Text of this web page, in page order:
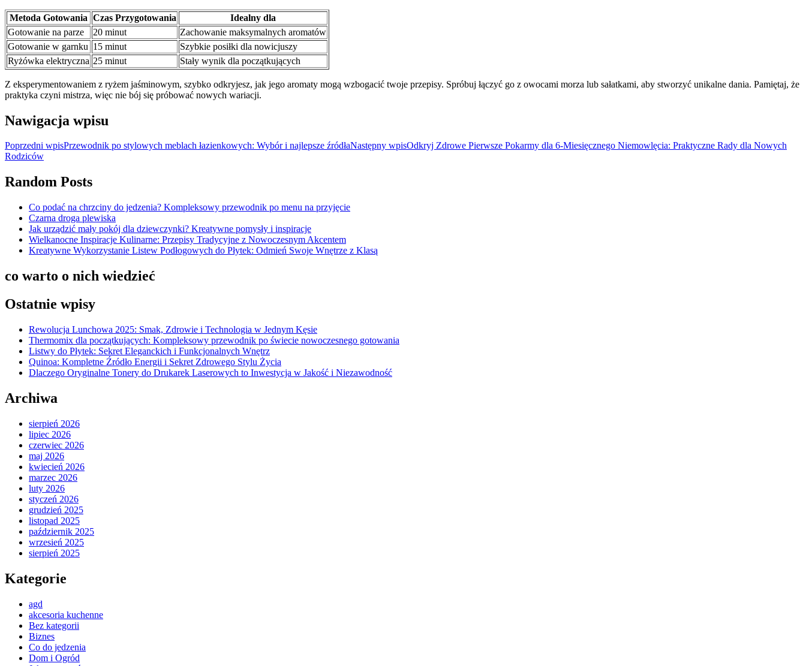
Metoda Gotowania Czas Przygotowania
Idealny dla
Gotowanie na parze
20 minut
Zachowanie maksymalnych aromatów
Gotowanie w garnku 15 minut
Szybkie posiłki dla nowicjuszy
Ryżówka elektryczna 25 minut Stały wynik dla początkujących
Z eksperymentowaniem z ryżem jaśminowym, szybko odkryjesz, jak jego aromaty mogą wzbogacić twoje przepisy. Spróbuj łączyć go z owocami morza lub sałatkami, aby stworzyć unikalne dania. Pamiętaj, że
praktyka czyni mistrza, więc nie bój się próbować nowych wariacji.
Nawigacja wpisu
Poprzedni wpisPrzewodnik po stylowych meblach łazienkowych: Wybór i najlepsze źródłaNastępny wpisOdkryj Zdrowe Pierwsze Pokarmy dla 6-Miesięcznego Niemowlęcia: Praktyczne Rady dla Nowych
Rodziców
Random Posts
Co podać na chrzciny do jedzenia? Kompleksowy przewodnik po menu na przyjęcie
Czarna droga plewiska
Jak urządzić mały pokój dla dziewczynki? Kreatywne pomysły i inspiracje
Wielkanocne Inspiracje Kulinarne: Przepisy Tradycyjne z Nowoczesnym Akcentem
Kreatywne Wykorzystanie Listew Podłogowych do Płytek: Odmień Swoje Wnętrze z Klasą
co warto o nich wiedzieć
Ostatnie wpisy
Rewolucja Lunchowa 2025: Smak, Zdrowie i Technologia w Jednym Kęsie
Thermomix dla początkujących: Kompleksowy przewodnik po świecie nowoczesnego gotowania
Listwy do Płytek: Sekret Eleganckich i Funkcjonalnych Wnętrz
Quinoa: Kompletne Źródło Energii i Sekret Zdrowego Stylu Życia
Dlaczego Oryginalne Tonery do Drukarek Laserowych to Inwestycja w Jakość i Niezawodność
Archiwa
sierpień 2026
lipiec 2026
czerwiec 2026
maj 2026
kwiecień 2026
marzec 2026
luty 2026
styczeń 2026
grudzień 2025
listopad 2025
październik 2025
wrzesień 2025
sierpień 2025
Kategorie
agd
akcesoria kuchenne
Bez kategorii
Biznes
Co do jedzenia
Dom i Ogród